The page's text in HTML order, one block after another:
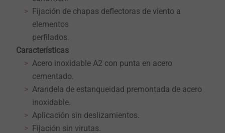
Fijación de chapas deflectoras de viento a
elementos
perfilados.
Características
Acero inoxidable A2 con punta en acero
cementado.
Arandela de estanqueidad premontada de acero
inoxidable.
Aplicación sin deslizamientos.
Fijación sin virutas.